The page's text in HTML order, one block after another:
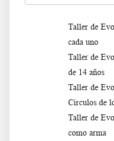
Taller de
cada uno
Taller de
de 14 años
Taller de
Círculos de
Taller de
como arma